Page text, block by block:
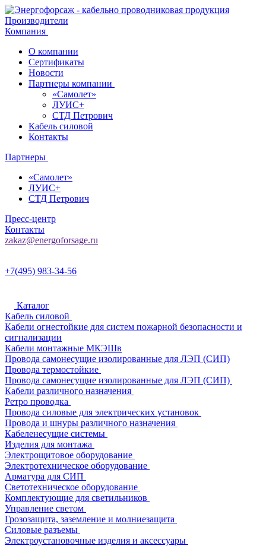
Производители
Компания
О компании
Сертификаты
Новости
Партнеры компании
«Самолет»
ЛУИС+
СТД Петрович
Кабель силовой
Контакты
Партнеры
«Самолет»
ЛУИС+
СТД Петрович
Пресс-центр
Контакты
zakaz@energoforsage.ru
+7(495) 983-34-56
Каталог
Кабель силовой
Кабели огнестойкие для систем пожарной безопасности и
сигнализации
Кабели монтажные МКЭШв
Провода самонесущие изолированные для ЛЭП (СИП)
Провода термостойкие
Провода самонесущие изолированные для ЛЭП (СИП)
Кабели различного назначения
Ретро проводка
Провода силовые для электрических установок
Провода и шнуры различного назначения
Кабеленесущие системы
Изделия для монтажа
Электрощитовое оборудование
Электротехническое оборудование
Арматура для СИП
Светотехническое оборудование
Комплектующие для светильников
Управление светом
Грозозащита, заземление и молниезащита
Силовые разъемы
Электроустановочные изделия и аксессуары